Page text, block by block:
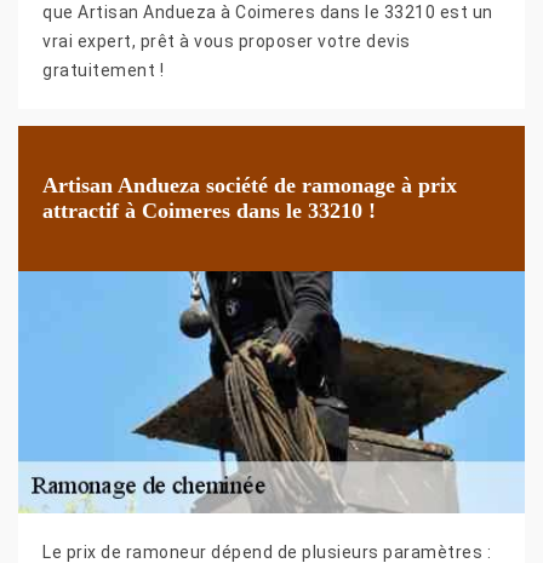
que Artisan Andueza à Coimeres dans le 33210 est un
vrai expert, prêt à vous proposer votre devis
gratuitement !
Artisan Andueza société de ramonage à prix
attractif à Coimeres dans le 33210 !
Le prix de ramoneur dépend de plusieurs paramètres :